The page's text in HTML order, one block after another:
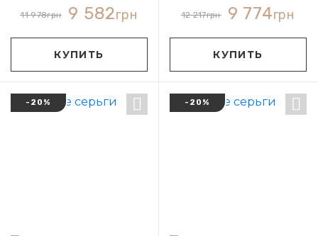
11 978грн 9 582грн
КУПИТЬ
12 217грн 9 774грн
КУПИТЬ
-20% -20%